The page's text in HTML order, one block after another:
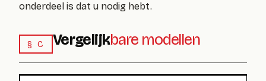
onderdeel is dat u nodig hebt.
§ C Vergelijkbare modellen